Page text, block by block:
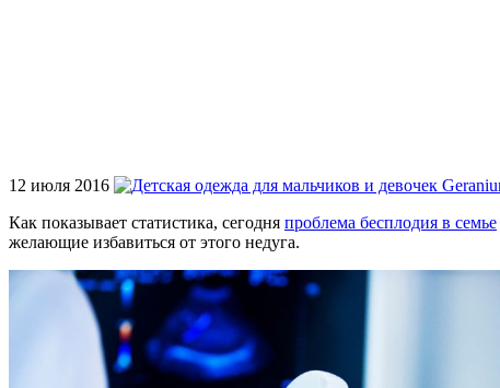
12 июля 2016
Как показывает статистика, сегодня проблема бесплодия в семье
желающие избавиться от этого недуга.